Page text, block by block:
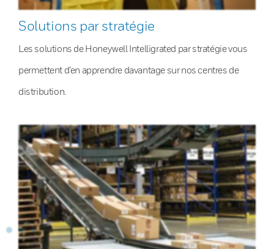
Solutions par stratégie
Les solutions de Honeywell Intelligrated par stratégie vous
permettent d’en apprendre davantage sur nos centres de
distribution.